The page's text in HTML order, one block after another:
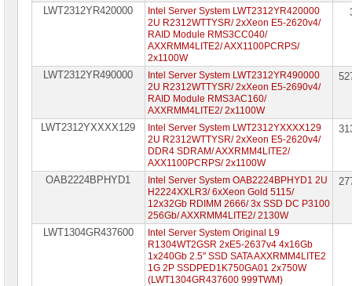
LWT2312YR420000
Intel Server System LWT2312YR420000
2U R2312WTTYSR/ 2xXeon E5-2620v4/
RAID Module RMS3CC040/
AXXRMM4LITE2/ AXX1100PCRPS/
2x1100W
LWT2312YR490000
Intel Server System LWT2312YR490000
2U R2312WTTYSR/ 2xXeon E5-2690v4/
RAID Module RMS3AC160/
AXXRMM4LITE2/ 2x1100W
LWT2312YXXXX129
Intel Server System LWT2312YXXXX129
2U R2312WTTYSR/ 2xXeon E5-2620v4/
DDR4 SDRAM/ AXXRMM4LITE2/
AXX1100PCRPS/ 2x1100W
OAB2224BPHYD1
Intel Server System OAB2224BPHYD1 2U
H2224XXLR3/ 6xXeon Gold 5115/
12x32Gb RDIMM 2666/ 3x SSD DC P3100
256Gb/ AXXRMM4LITE2/ 2130W
LWT1304GR437600
Intel Server System Original L9
R1304WT2GSR 2xE5-2637v4 4x16Gb
1x240Gb 2.5" SSD SATA AXXRMM4LITE2
1G 2P SSDPED1K750GA01 2x750W
(LWT1304GR437600 999TWM)